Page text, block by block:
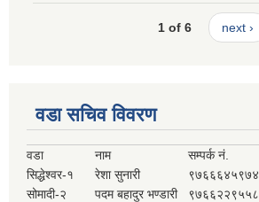
1 of 6 next ›
वडा सचिव विवरण
वडा नाम
सम्पर्क नं.
सिद्धेश्वर-१
रेशा सुनारी
९७६६६४५९७४
सोमादी-२
पदम बहादुर भण्डारी
९७६६२२९५५८